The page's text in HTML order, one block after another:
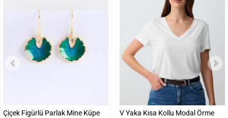
Çiçek Figürlü Parlak Mine Küpe
V Yaka Kısa Kollu Modal Örme